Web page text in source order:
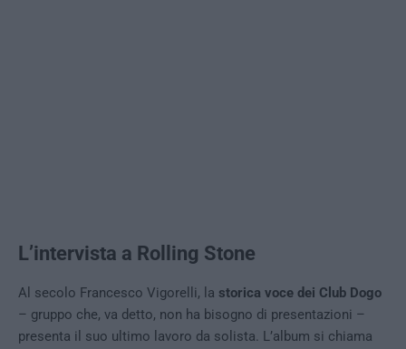
L’intervista a Rolling Stone
Al secolo Francesco Vigorelli, la storica voce dei Club Dogo
– gruppo che, va detto, non ha bisogno di presentazioni –
presenta il suo ultimo lavoro da solista. L’album si chiama